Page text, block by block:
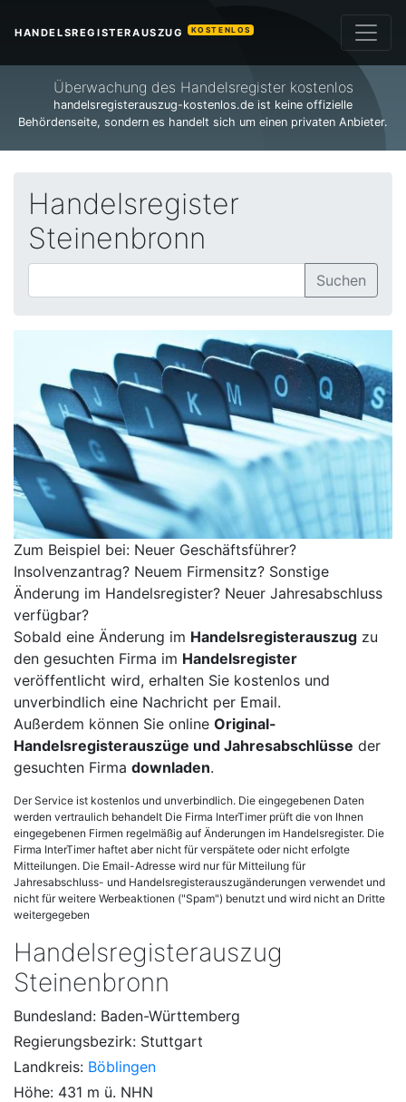
HANDELSREGISTERAUSZUG KOSTENLOS
Überwachung des Handelsregister kostenlos
handelsregisterauszug-kostenlos.de ist keine offizielle
Behördenseite, sondern es handelt sich um einen privaten Anbieter.
Handelsregister
Steinenbronn
Suchen
Zum Beispiel bei: Neuer Geschäftsführer?
Insolvenzantrag? Neuem Firmensitz? Sonstige
Änderung im Handelsregister? Neuer Jahresabschluss
verfügbar?
Sobald eine Änderung im Handelsregisterauszug zu
den gesuchten Firma im Handelsregister
veröffentlicht wird, erhalten Sie kostenlos und
unverbindlich eine Nachricht per Email.
Außerdem können Sie online Original-
Handelsregisterauszüge und Jahresabschlüsse der
gesuchten Firma downladen.
Der Service ist kostenlos und unverbindlich. Die eingegebenen Daten
werden vertraulich behandelt Die Firma InterTimer prüft die von Ihnen
eingegebenen Firmen regelmäßig auf Änderungen im Handelsregister. Die
Firma InterTimer haftet aber nicht für verspätete oder nicht erfolgte
Mitteilungen. Die Email-Adresse wird nur für Mitteilung für
Jahresabschluss- und Handelsregisterauszugänderungen verwendet und
nicht für weitere Werbeaktionen ("Spam") benutzt und wird nicht an Dritte
weitergegeben
Handelsregisterauszug
Steinenbronn
Bundesland: Baden-Württemberg
Regierungsbezirk: Stuttgart
Landkreis: Böblingen
Höhe: 431 m ü. NHN